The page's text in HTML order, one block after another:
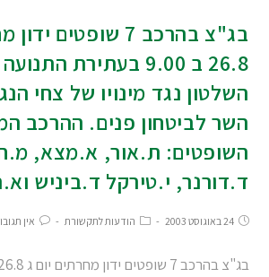
בג"צ בהרכב 7 שופטים
26.8 ב 9.00 בעתירת
השלטון נגד מינויו של צחי
השר לביטחון פנים. ההרכב
השופטים: ת.אור, א.מצא,
ד.דורנר, י.טירקל ד.ביניש
24 באוגוסט 2003 הודעות לתקשורת אין